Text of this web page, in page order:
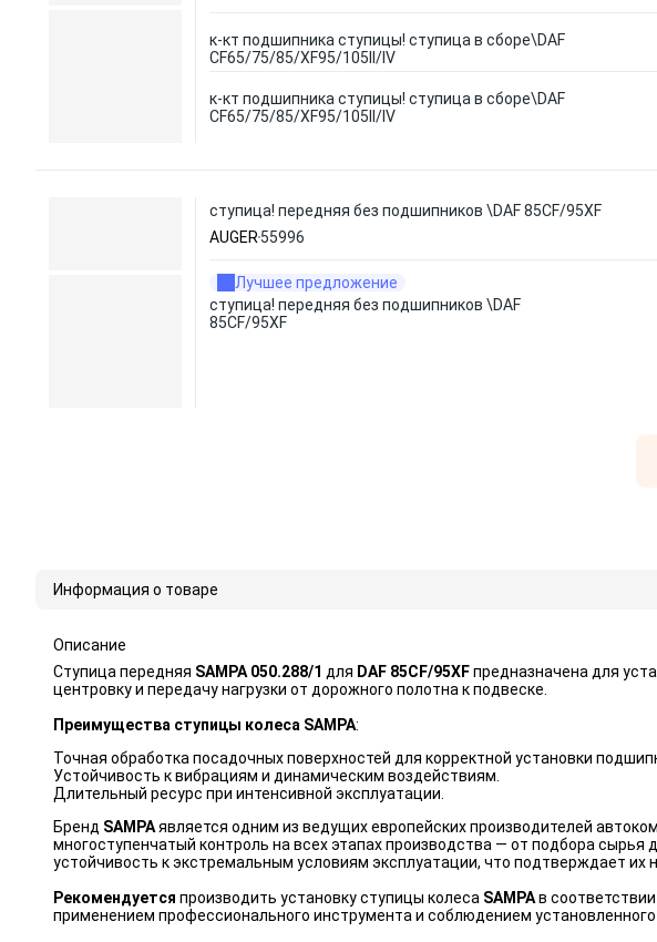
к-кт подшипника ступицы! ступица в сборе\DAF
CF65/75/85/XF95/105II/IV
к-кт подшипника ступицы! ступица в сборе\DAF
CF65/75/85/XF95/105II/IV
ступица! передняя без подшипников \DAF 85CF/95XF
AUGER 55996
Лучшее предложение
ступица! передняя без подшипников \DAF
85CF/95XF
Информация о товаре
Описание
Ступица передняя SAMPA 050.288/1 для DAF 85CF/95XFпредназначена для
центровку и передачу нагрузки от дорожного полотна к подвеске.
Преимущества ступицы колеса SAMPA:
Точная обработка посадочных поверхностей для корректной установки
Устойчивость к вибрациям и динамическим воздействиям.
Длительный ресурс при интенсивной эксплуатации.
Бренд SAMPAявляется одним из ведущих европейских производителей
многоступенчатый контроль на всех этапах производства — от подбора
устойчивость к экстремальным условиям эксплуатации, что подтверждает их
Рекомендуется производить установку ступицы колеса SAMPAв
применением профессионального инструмента и соблюдением